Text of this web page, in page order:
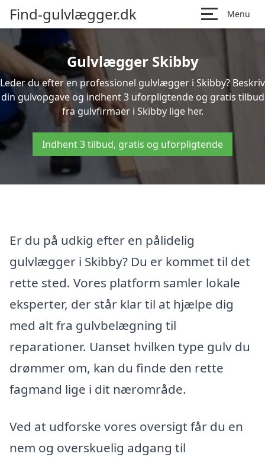
Find-gulvlægger.dk Menu
Gulvlægger Skibby
Leder du efter en professionel gulvlægger i Skibby? Beskriv
din gulvopgave og indhent 3 uforpligtende og gratis tilbud
fra gulvfirmaer i Skibby lige her.
Indhent 3 tilbud, gratis og uforpligtende
Er du på udkig efter en pålidelig
gulvlægger i Skibby? Du er kommet til det
rette sted. Vores platform samler lokale
eksperter, der står klar til at hjælpe dig
med alt fra gulvbelægning til
reparationer. Uanset hvilken type gulv du
drømmer om, kan du finde den rette
fagmand lige i dit nærområde.
Ved at udforske vores oversigt får du en
nem og overskuelig adgang til